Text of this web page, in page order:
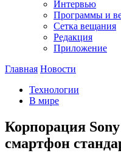
Интервью
Программы и
Сетка вещания
Редакция
Приложение
Главная Новости
Технологии
В мире
Корпорация
смартфон